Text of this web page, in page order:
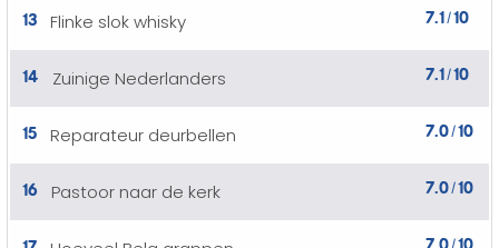
13 Flinke slok whisky 7.1/10
14 Zuinige Nederlanders 7.1/10
15 Reparateur deurbellen 7.0/10
16 Pastoor naar de kerk 7.0/10
7.0 10